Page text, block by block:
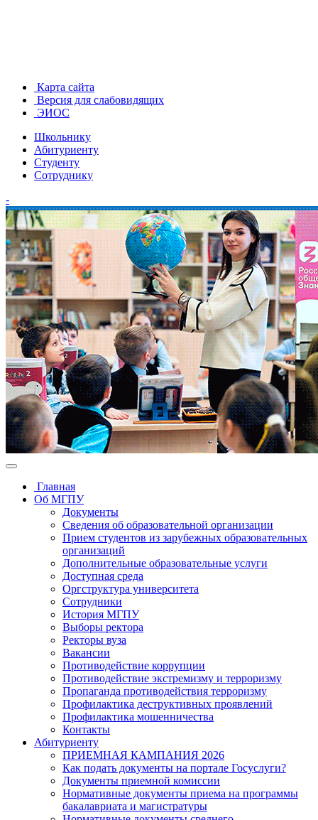
Карта сайта
Версия для слабовидящих
ЭИОС
Школьнику
Абитуриенту
Студенту
Сотруднику
-
Главная
Об МГПУ
Документы
Сведения об образовательной организации
Прием студентов из зарубежных образовательных
организаций
Дополнительные образовательные услуги
Доступная среда
Оргструктура университета
Сотрудники
История МГПУ
Выборы ректора
Ректоры вуза
Вакансии
Противодействие коррупции
Противодействие экстремизму и терроризму
Пропаганда противодействия терроризму
Профилактика деструктивных проявлений
Профилактика мошенничества
Контакты
Абитуриенту
ПРИЕМНАЯ КАМПАНИЯ 2026
Как подать документы на портале Госуслуги?
Документы приемной комиссии
Нормативные документы приема на программы
бакалавриата и магистратуры